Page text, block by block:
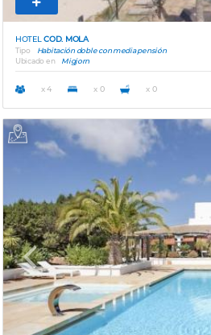
HOTELCOD. MOLA
Tipo
Habitación doble con media pensión
Ubicado en
Migjorn
x 4 x 0 x 0
Previous